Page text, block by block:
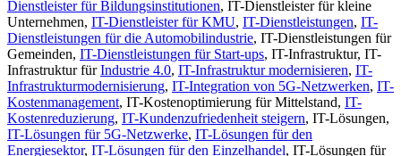
Dienstleister für Bildungsinstitutionen, IT-Dienstleister für kleine
Unternehmen, IT-Dienstleister für KMU, IT-Dienstleistungen, IT-
Dienstleistungen für die Automobilindustrie, IT-Dienstleistungen für
Gemeinden, IT-Dienstleistungen für Start-ups, IT-Infrastruktur, IT-
Infrastruktur fürIndustrie 4.0, IT-Infrastruktur modernisieren, IT-
Infrastrukturmodernisierung, IT-Integration von 5G-Netzwerken, IT-
Kostenmanagement, IT-Kostenoptimierung für Mittelstand, IT-
Kostenreduzierung, IT-Kundenzufriedenheit steigern, IT-Lösungen,
IT-Lösungen für 5G-Netzwerke, IT-Lösungen für den
Energiesektor, IT-Lösungen für den Einzelhandel, IT-Lösungen für